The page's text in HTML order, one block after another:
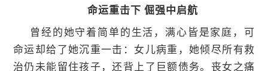
命运重击下 倔强中启航
曾经的她守着简单的生活，满心皆是家庭，可
命运却给了她沉重一击：女儿病重，她倾尽所有救
治仍未能留住孩子，还背上了巨额债务。丧女之痛